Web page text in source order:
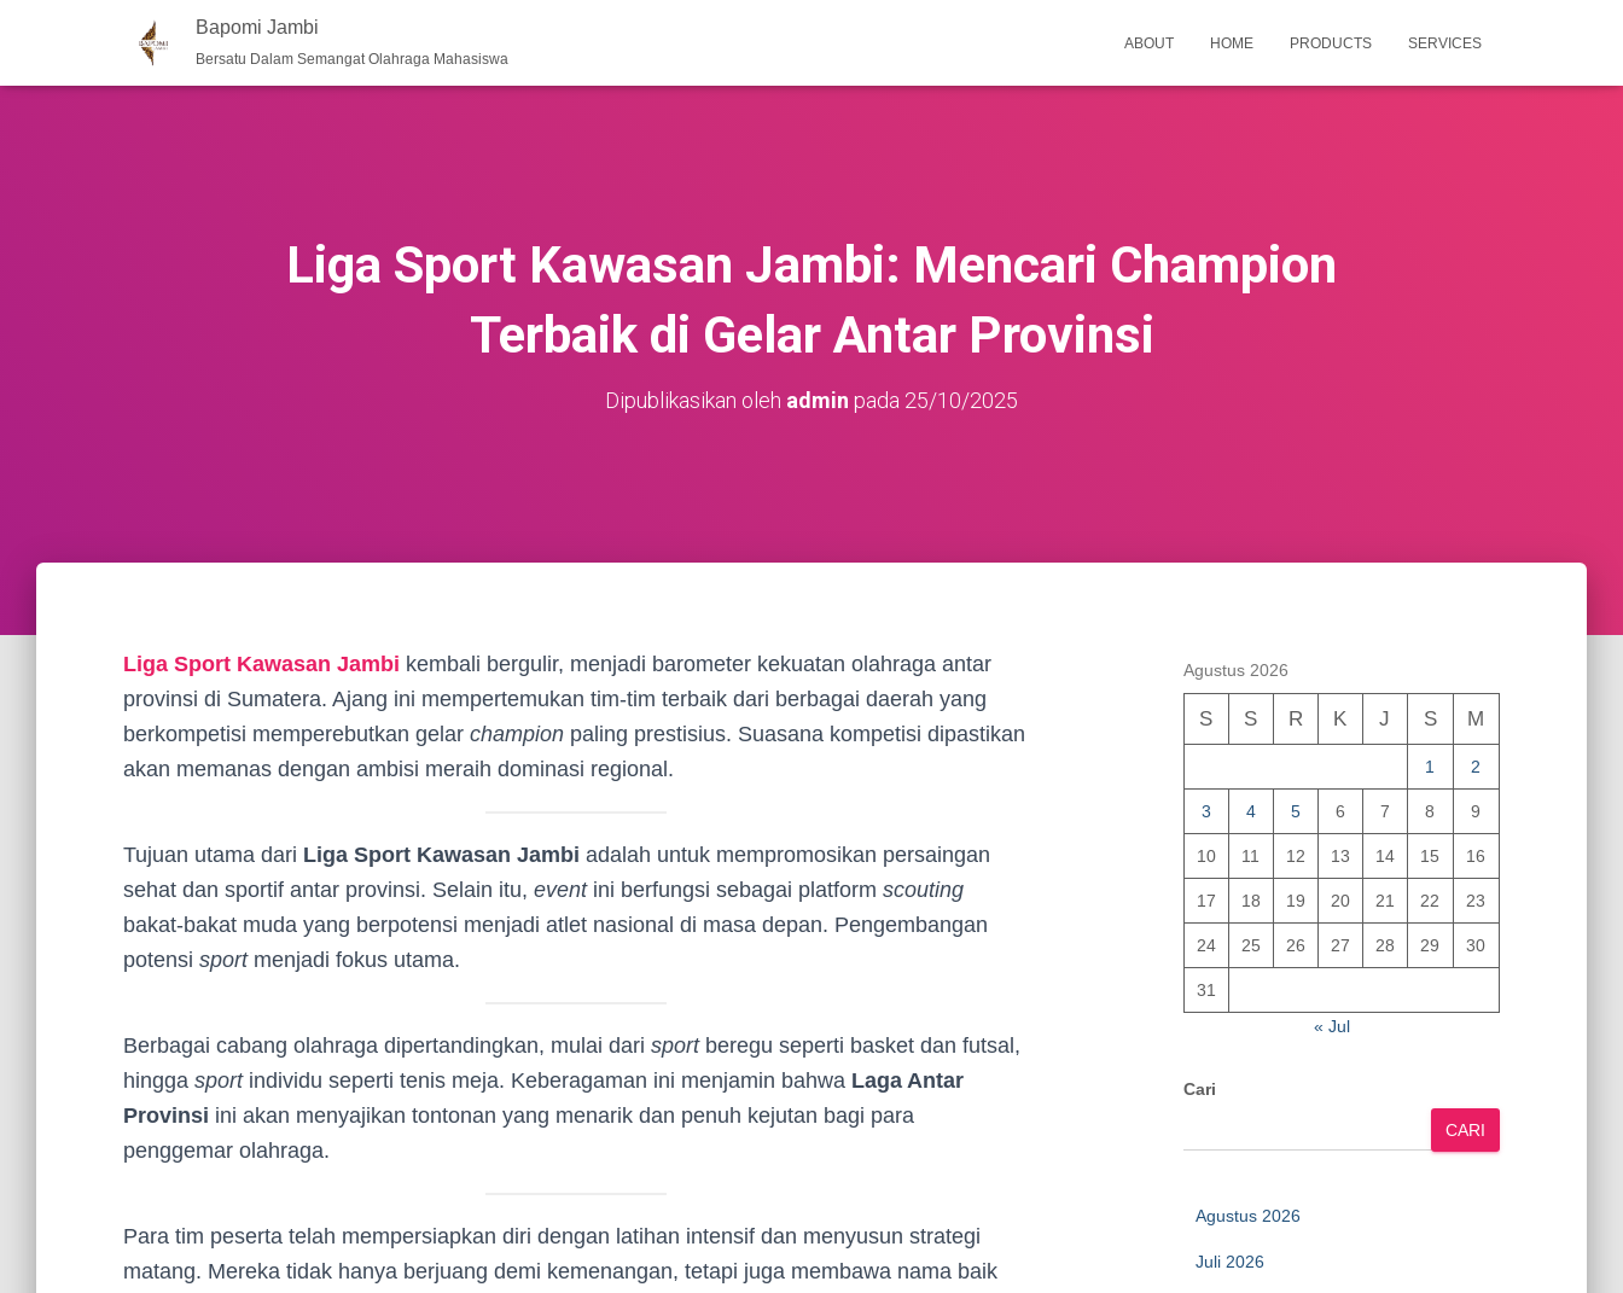
Bapomi Jambi
Bersatu Dalam Semangat Olahraga Mahasiswa
ABOUT HOME PRODUCTS SERVICES
Liga Sport Kawasan Jambi: Mencari Champion
Terbaik di Gelar Antar Provinsi
Dipublikasikan oleh admin pada 25/10/2025
Liga Sport Kawasan Jambi kembali bergulir, menjadi barometer kekuatan olahraga antar
provinsi di Sumatera. Ajang ini mempertemukan tim-tim terbaik dari berbagai daerah yang
berkompetisi memperebutkan gelar champion paling prestisius. Suasana kompetisi dipastikan
akan memanas dengan ambisi meraih dominasi regional.
Tujuan utama dari Liga Sport Kawasan Jambi adalah untuk mempromosikan persaingan
sehat dan sportif antar provinsi. Selain itu, eventini berfungsi sebagai platform scouting
bakat-bakat muda yang berpotensi menjadi atlet nasional di masa depan. Pengembangan
potensi sportmenjadi fokus utama.
Berbagai cabang olahraga dipertandingkan, mulai dari sportberegu seperti basket dan futsal,
hingga sportindividu seperti tenis meja. Keberagaman ini menjamin bahwa Laga Antar
Provinsi ini akan menyajikan tontonan yang menarik dan penuh kejutan bagi para
penggemar olahraga.
Para tim peserta telah mempersiapkan diri dengan latihan intensif dan menyusun strategi
matang. Mereka tidak hanya berjuang demi kemenangan, tetapi juga membawa nama baik
Agustus 2026
S S R K J S M
1 2
3 4 5 6 7 8 9
10 11 12 13 14 15 16
17 18 19 20 21 22 23
24 25 26 27 28 29 30
31
« Jul
Cari
CARI
Agustus 2026
Juli 2026